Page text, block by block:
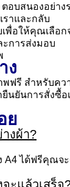
อบสนองอย่าง
ราและกลับ
พื่อให้คุณเลือก
ะการส่งมอบ
ง
พฟรี สำหรับคว
ยืนยันการสั่งซื้
ย
งผ้า?
A4 ได้ฟรีคุณจ